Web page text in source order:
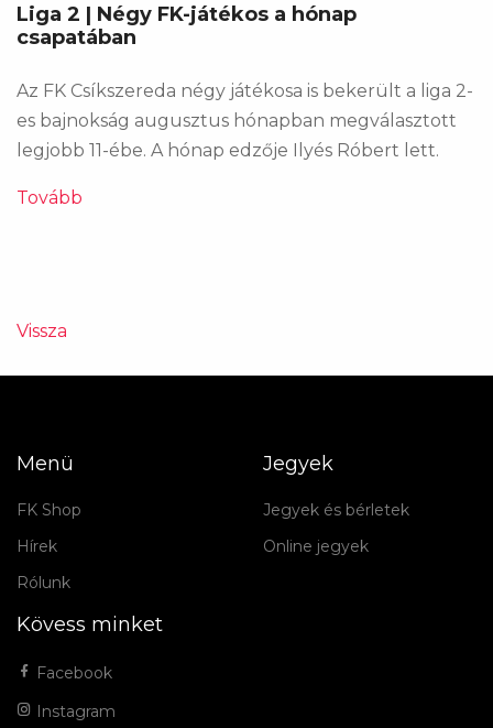
Liga 2 | Négy FK-játékos a hónap
csapatában
Az FK Csíkszereda négy játékosa is bekerült a liga 2-
es bajnokság augusztus hónapban megválasztott
legjobb 11-ébe. A hónap edzője Ilyés Róbert lett.
Tovább
Vissza
Menü
FK Shop
Hírek
Rólunk
Jegyek
Jegyek és bérletek
Online jegyek
Kövess minket
Facebook
Instagram